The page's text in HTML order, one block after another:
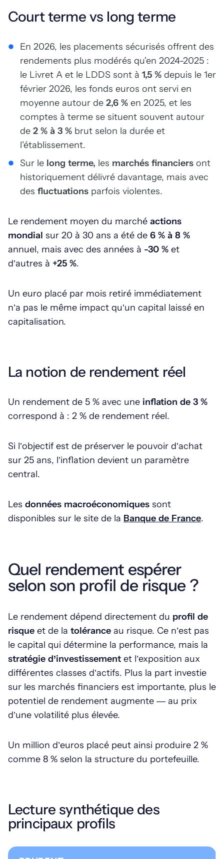
Court terme vs long terme
En 2026, les placements sécurisés offrent des
rendements plus modérés qu'en 2024-2025 :
le Livret A et le LDDS sont à 1,5 % depuis le 1er
février 2026, les fonds euros ont servi en
moyenne autour de 2,6 % en 2025, et les
comptes à terme se situent souvent autour
de 2 % à 3 % brut selon la durée et
l'établissement.
Sur le long terme, les marchés financiers ont
historiquement délivré davantage, mais avec
des fluctuations parfois violentes.
Le rendement moyen du marché actions
mondial sur 20 à 30 ans a été de 6 % à 8 %
annuel, mais avec des années à -30 % et
d’autres à +25 %.
Un euro placé par mois retiré immédiatement
n’a pas le même impact qu’un capital laissé en
capitalisation.
La notion de rendement réel
Un rendement de 5 % avec une inflation de 3 %
correspond à : 2 % de rendement réel.
Si l’objectif est de préserver le pouvoir d’achat
sur 25 ans, l’inflation devient un paramètre
central.
Les données macroéconomiques sont
disponibles sur le site de la Banque de France.
Quel rendement espérer
selon son profil de risque ?
Le rendement dépend directement du profil de
risque et de la tolérance au risque. Ce n’est pas
le capital qui détermine la performance, mais la
stratégie d’investissement et l’exposition aux
différentes classes d’actifs. Plus la part investie
sur les marchés financiers est importante, plus le
potentiel de rendement augmente — au prix
d’une volatilité plus élevée.
Un million d’euros placé peut ainsi produire 2 %
comme 8 % selon la structure du portefeuille.
Lecture synthétique des
principaux profils